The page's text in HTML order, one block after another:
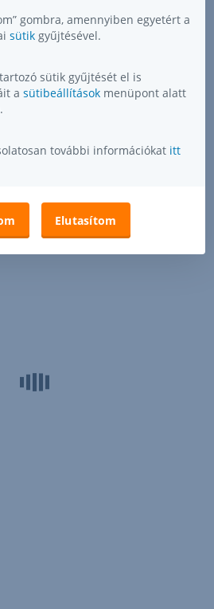
gombra, amennyiben egyetért a
sütik gyűjtésével.
sütik gyűjtését el is
a sütibeállítások menüpont alatt
további információkat itt
Elutasítom